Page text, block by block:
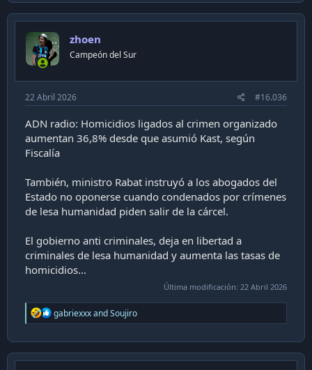
c
t
o
n
s
zhoen
Campeón del Sur
22 Abril 2026 #16.036
ADN radio: Homicidios ligados al crimen organizado
aumentan 36,8% desde que asumió Kast, según
Fiscalía
También, ministro Rabat instruyó a los abogados del
Estado no oponerse cuando condenados por crímenes
de lesa humanidad piden salir de la cárcel.
El gobierno anti criminales, deja en libertad a
criminales de lesa humanidad y aumenta las tasas de
homicidios…
Última modificación: 22 Abril 2026
R
e
c
t
gabriexxxandSoujiro